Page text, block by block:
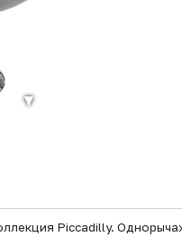
▼
Piccadilly.